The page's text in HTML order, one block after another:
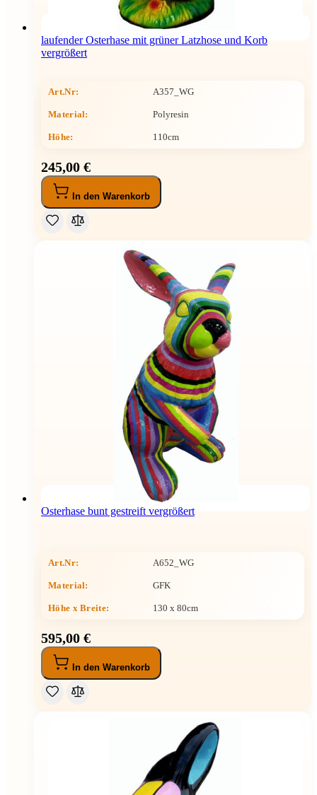
laufender Osterhase mit grüner Latzhose und Korb
vergrößert
Art.Nr: A357_WG
Material: Polyresin
Höhe: 110cm
245,00 €
In den Warenkorb
Osterhase bunt gestreift vergrößert
Art.Nr: A652_WG
Material: GFK
Höhe x Breite: 130 x 80cm
595,00 €
In den Warenkorb